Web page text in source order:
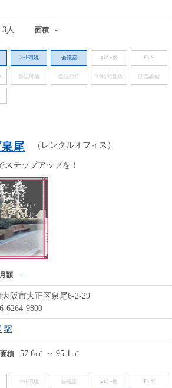
3人 面積 -
ﾈｯﾄ環境 会議室 ｺﾋﾟｰ機 FAX
登記可能 登記代行 24時間営業 防音設備
尾 （レンタルオフィス）
テップアップを！
月額 -
大阪市大正区泉尾6-2-29
6264-9800
駅
面積 57.6㎡ ～ 95.1㎡
ﾈｯﾄ環境 会議室 ｺﾋﾟｰ機 FAX